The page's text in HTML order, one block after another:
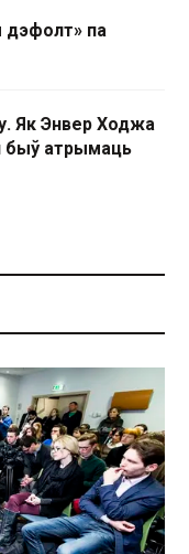
дэфолт» па
Як Энвер Ходжа
быў атрымаць